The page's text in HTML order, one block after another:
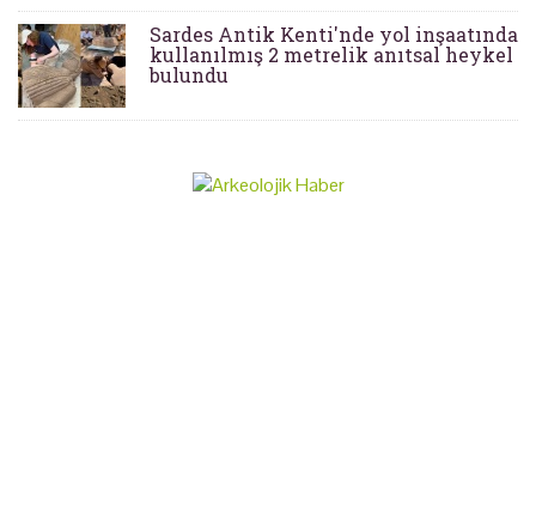
Sardes Antik Kenti'nde yol inşaatında
kullanılmış 2 metrelik anıtsal heykel
bulundu